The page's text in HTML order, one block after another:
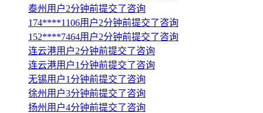
泰州用户2分钟前提交了咨询
174****1106用户2分钟前提交了咨询
152****7464用户2分钟前提交了咨询
连云港用户2分钟前提交了咨询
连云港用户1分钟前提交了咨询
无锡用户1分钟前提交了咨询
徐州用户3分钟前提交了咨询
扬州用户4分钟前提交了咨询